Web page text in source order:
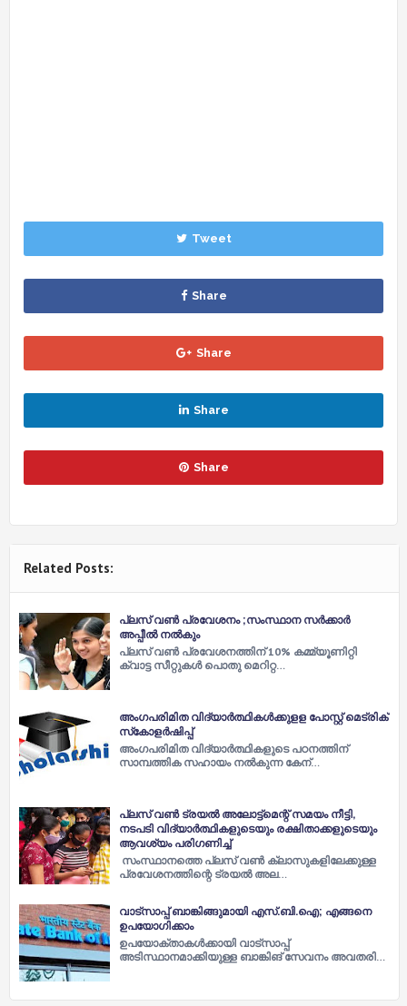
Tweet
Share
Share
Share
Share
Related Posts:
പ്ലസ് വൺ പ്രവേശനം ;സംസ്ഥാന സർക്കാർ
അപ്പീൽ നൽകും
പ്ലസ് വൺ പ്രവേശനത്തിന് 10% കമ്മ്യൂണിറ്റി
ക്വാട്ട സീറ്റുകൾ പൊതു മെറിറ്റ…
അംഗപരിമിത വിദ്യാര്‍ത്ഥികള്‍ക്കുളള പോസ്റ്റ് മെട്രിക്
സ്‌കോളര്‍ഷിപ്പ്
അംഗപരിമിത വിദ്യാര്‍ത്ഥികളുടെ പഠനത്തിന്
സാമ്പത്തിക സഹായം നല്‍കുന്ന കേന്…
പ്ലസ് വൺ ട്രയൽ അലോട്ട്മെന്റ് സമയം നീട്ടി,
നടപടി വിദ്യാർത്ഥികളുടെയും രക്ഷിതാക്കളുടെയും
ആവശ്യം പരിഗണിച്ച്
സംസ്ഥാനത്തെ പ്ലസ് വൺ ക്ലാസുകളിലേക്കുള്ള
പ്രവേശനത്തിന്റെ ട്രയൽ അല…
വാട്സാപ്പ് ബാങ്കിങ്ങുമായി എസ്.ബി.ഐ; എങ്ങനെ
ഉപയോഗിക്കാം
ഉപയോക്താകള്‍ക്കായി വാട്സാപ്പ്
അടിസ്ഥാനമാക്കിയുള്ള ബാങ്കിങ് സേവനം അവതരി…